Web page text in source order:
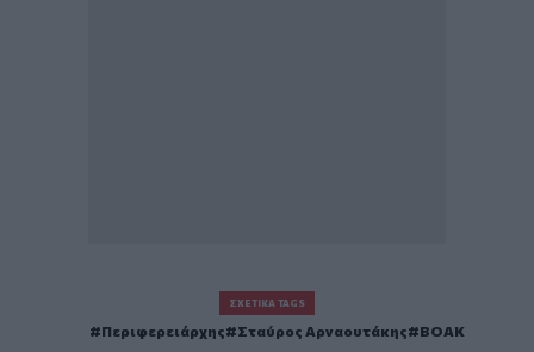
ΣΧΕΤΙΚΆ TAGS
Περιφερειάρχης Σταύρος Αρναουτάκης
ΒΟΑΚ